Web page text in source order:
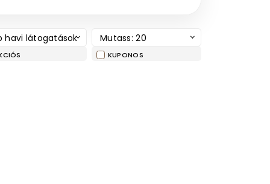
havi látogatások Mutass: 20
KUPONOS